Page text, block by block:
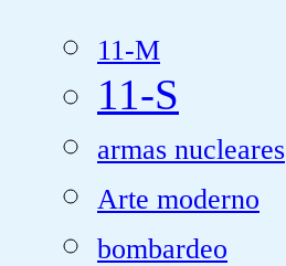
11-M
11-S
armas nucleares
Arte moderno
bombardeo